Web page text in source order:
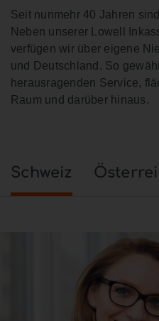
Seit nunmehr 40 Jahren
Neben unserer Lowell
verfügen wir über eigene
und Deutschland. So
herausragenden Service,
Raum und darüber hinaus.
Schweiz